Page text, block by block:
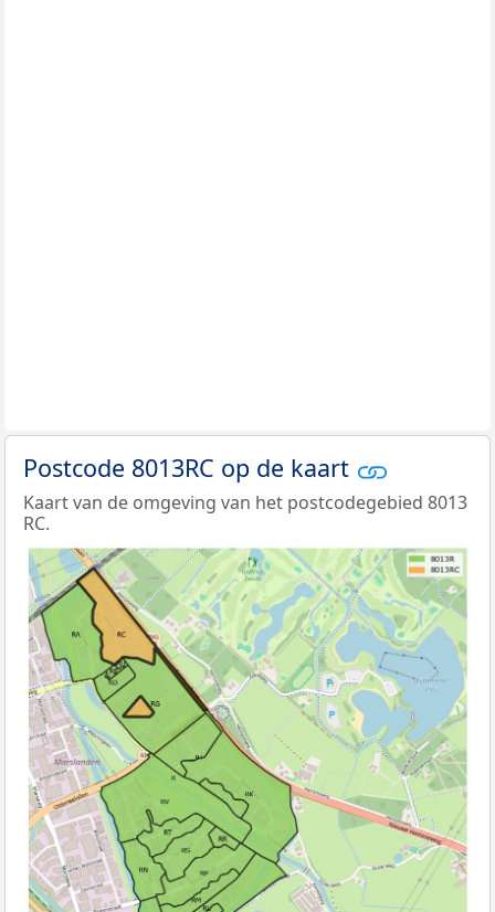
Postcode 8013RC op de kaart
Kaart van de omgeving van het postcodegebied 8013
RC.